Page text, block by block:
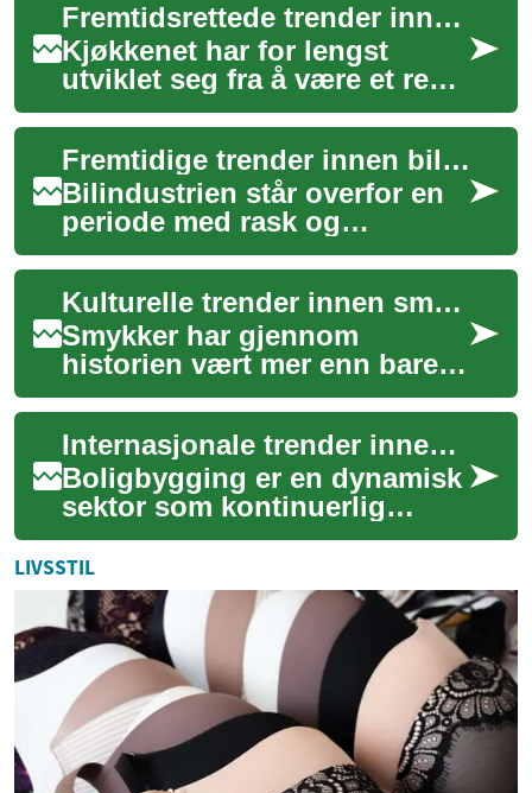
Fremtidsrettede trender innen kjøkkenutforming
Kjøkkenet har for lengst
utviklet seg fra å være et rent
funksjonelt rom til å bli
hjertet i ethvert hjem, et
sentral...
Fremtidige trender innen bilindustrien
Bilindustrien står overfor en
periode med rask og
omfattende endring, drevet av
teknologisk utvikling,
skiftende forb...
Kulturelle trender innen smykker
Smykker har gjennom
historien vært mer enn bare
dekorative gjenstander; de er
bærere av kulturell identitet,
status, ...
Internasjonale trender innen boligbygging
Boligbygging er en dynamisk
sektor som kontinuerlig
tilpasser seg nye behov,
teknologiske fremskritt og
miljøhensyn. ...
LIVSSTIL